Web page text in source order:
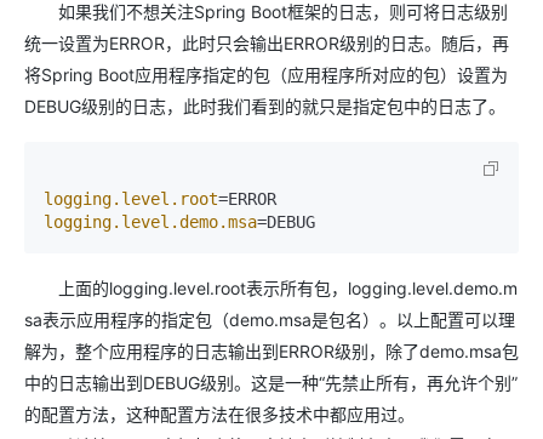
如果我们不想关注Spring Boot框架的日志，则可将日志级别
统一设置为ERROR，此时只会输出ERROR级别的日志。随后，再
将Spring Boot应用程序指定的包（应用程序所对应的包）设置为
DEBUG级别的日志，此时我们看到的就只是指定包中的日志了。
logging.level.root
logging.level.demo.msa=DEBUG
上面的logging.level.root表示所有包，logging.level.demo.m
sa表示应用程序的指定包（demo.msa是包名）。以上配置可以理
解为，整个应用程序的日志输出到ERROR级别，除了demo.msa包
中的日志输出到DEBUG级别。这是一种“先禁止所有，再允许个别”
的配置方法，这种配置方法在很多技术中都应用过。